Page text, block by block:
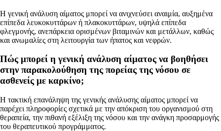
Η γενική ανάλυση αίματος μπορεί να ανιχνεύσει αναιμία, αυξημένα
επίπεδα λευκοκυττάρων ή πλακοκυττάρων, υψηλά επίπεδα
φλεγμονής, ανεπάρκεια ορισμένων βιταμινών και μετάλλων, καθώς
και ανωμαλίες στη λειτουργία των ήπατος και νεφρών.
Πώς μπορεί η γενική ανάλυση αίματος να βοηθήσει
στην παρακολούθηση της πορείας της νόσου σε
ασθενείς με καρκίνο;
Η τακτική επανάληψη της γενικής ανάλυσης αίματος μπορεί να
παρέχει πληροφορίες σχετικά με την απόκριση του οργανισμού στη
θεραπεία, την πιθανή εξέλιξη της νόσου και την ανάγκη προσαρμογής
του θεραπευτικού προγράμματος.